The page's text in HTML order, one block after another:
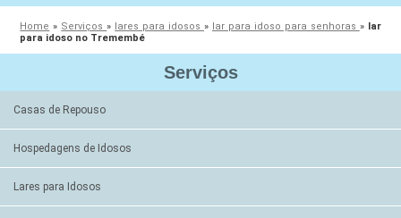
Home » Serviços» lares para idosos» lar para idoso para senhoras » lar
para idoso no Tremembé
Serviços
Casas de Repouso
Hospedagens de Idosos
Lares para Idosos